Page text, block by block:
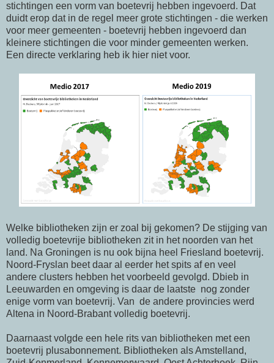
stichtingen een vorm van boetevrij hebben ingevoerd. Dat
duidt erop dat in de regel meer grote stichtingen - die werken
voor meer gemeenten - boetevrij hebben ingevoerd dan
kleinere stichtingen die voor minder gemeenten werken.
Een directe verklaring heb ik hier niet voor.
Welke bibliotheken zijn er zoal bij gekomen? De stijging van
volledig boetevrije bibliotheken zit in het noorden van het
land. Na Groningen is nu ook bijna heel Friesland boetevrij.
Noord-Fryslan beet daar al eerder het spits af en veel
andere clusters hebben het voorbeeld gevolgd. Dbieb in
Leeuwarden en omgeving is daar de laatste nog zonder
enige vorm van boetevrij. Van de andere provincies werd
Altena in Noord-Brabant volledig boetevrij.
Daarnaast volgde een hele rits van bibliotheken met een
boetevrij plusabonnement. Bibliotheken als Amstelland,